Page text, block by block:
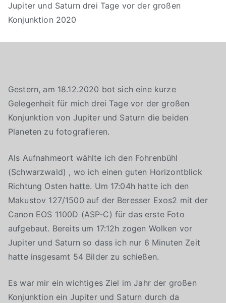
Jupiter und Saturn drei Tage vor der großen
Konjunktion 2020
Gestern, am 18.12.2020 bot sich eine kurze
Gelegenheit für mich drei Tage vor der großen
Konjunktion von Jupiter und Saturn die beiden
Planeten zu fotografieren.
Als Aufnahmeort wählte ich den Fohrenbühl
(Schwarzwald) , wo ich einen guten Horizontblick
Richtung Osten hatte. Um 17:04h hatte ich den
Makustov 127/1500 auf der Beresser Exos2 mit der
Canon EOS 1100D (ASP-C) für das erste Foto
aufgebaut. Bereits um 17:12h zogen Wolken vor
Jupiter und Saturn so dass ich nur 6 Minuten Zeit
hatte insgesamt 54 Bilder zu schießen.
Es war mir ein wichtiges Ziel im Jahr der großen
Konjunktion ein Jupiter und Saturn durch da